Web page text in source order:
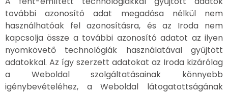
további azonosító adat megadása nélkül nem
használhatóak fel azonosításra, és az Iroda nem
kapcsolja össze a további azonosító adatot az ilyen
nyomkövető technológiák használatával gyűjtött
adatokkal. Az így szerzett adatokat az Iroda kizárólag
a Weboldal szolgáltatásainak könnyebb
igénybevételéhez, a Weboldal látogatottságának